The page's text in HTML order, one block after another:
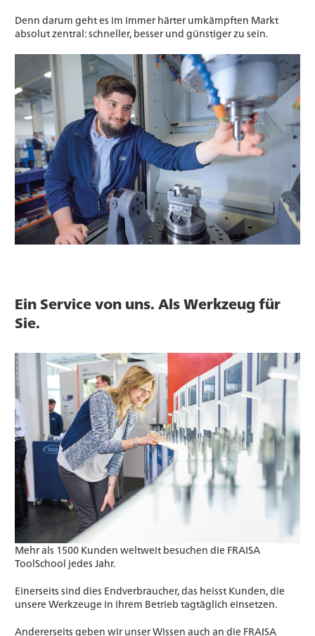
Denn darum geht es im immer härter umkämpften Markt
absolut zentral: schneller, besser und günstiger zu sein.
Ein Service von uns. Als Werkzeug für
Sie.
Mehr als 1500 Kunden weltweit besuchen die FRAISA
ToolSchool jedes Jahr.
Einerseits sind dies Endverbraucher, das heisst Kunden, die
unsere Werkzeuge in ihrem Betrieb tagtäglich einsetzen.
Andererseits geben wir unser Wissen auch an die FRAISA